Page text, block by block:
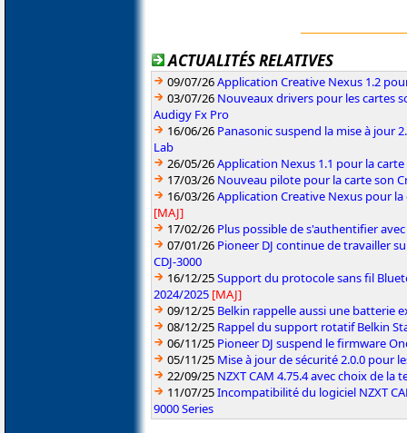
ACTUALITÉS RELATIVES
09/07/26Application Creative Nexus 1.2
03/07/26 Nouveaux drivers pour les cartes
Audigy Fx Pro
16/06/26 Panasonic suspend la mise à jour
Lab
26/05/26Application Nexus 1.1 pour la
17/03/26 Nouveau pilote pour la carte son
16/03/26Application Creative Nexus pour
[MAJ]
17/02/26 Plus possible de s'authentifier
07/01/26 Pioneer DJ continue de travailler
CDJ-3000
16/12/25Support du protocole sans fil
2024/2025 [MAJ]
09/12/25 Belkin rappelle aussi une batterie
08/12/25 Rappel du support rotatif Belkin
06/11/25 Pioneer DJ suspend le firmware
05/11/25 Mise à jour de sécurité 2.0.0 pour
22/09/25 NZXT CAM 4.75.4 avec choix de la
11/07/25Incompatibilité du logiciel NZXT
9000 Series